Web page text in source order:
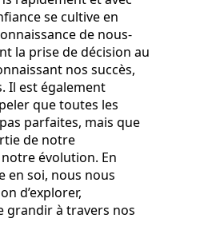
se cultive en
de nous-
la prise de décision au
nos succès,
Il est également
que toutes les
parfaites, mais que
de notre
évolution. En
en soi, nous nous
d’explorer,
grandir à travers nos